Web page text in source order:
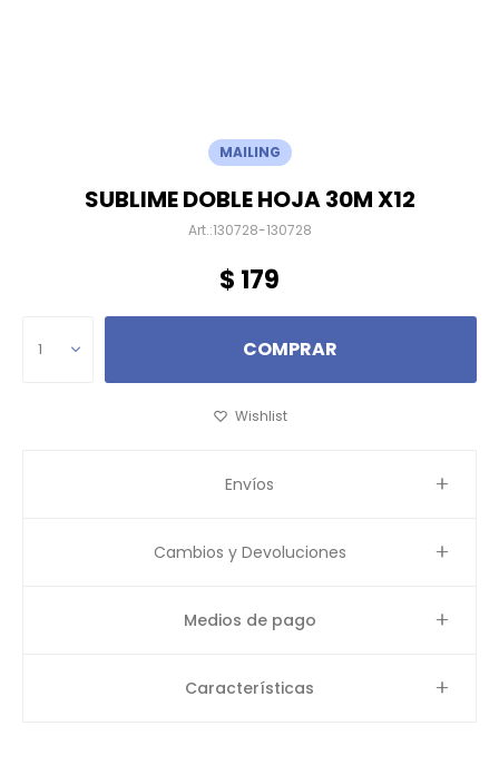
MAILING
SUBLIME DOBLE HOJA 30M X12
130728-130728
$ 179
1 COMPRAR
Envíos
Cambios y Devoluciones
Medios de pago
Características